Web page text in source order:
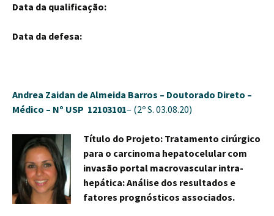
Data da qualificação:
Data da defesa:
Andrea Zaidan de Almeida Barros – Doutorado Direto –
Médico – Nº USP 12103101– (2º S. 03.08.20)
Título do Projeto: Tratamento cirúrgico
para o carcinoma hepatocelular com
invasão portal macrovascular intra-
hepática: Análise dos resultados e
fatores prognósticos associados.